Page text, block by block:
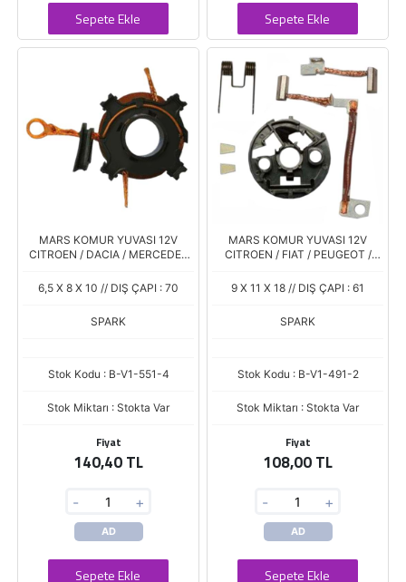
Sepete Ekle Sepete Ekle
MARS KOMUR YUVASI 12V
CITROEN / DACIA / MERCEDES
RENAULT (PSX 155) (6.4 X 8 X 11)
6,5 X 8 X 10 // DIŞ ÇAPI : 70
SPARK
Stok Kodu : B-V1-551-4
Stok Miktarı : Stokta Var
Fiyat
140,40 TL
- +
AD
Sepete Ekle
MARS KOMUR YUVASI 12V
CITROEN / FIAT / PEUGEOT /
11 X 18)
9 X 11 X 18 // DIŞ ÇAPI : 61
SPARK
Stok Kodu : B-V1-491-2
Stok Miktarı : Stokta Var
Fiyat
108,00 TL
- +
AD
Sepete Ekle